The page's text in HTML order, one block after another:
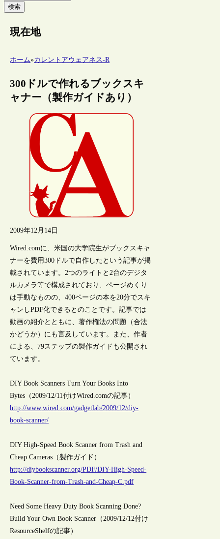
検索
現在地
ホーム»カレントアウェアネス-R
300ドルで作れるブックスキ
ャナー（製作ガイドあり）
2009年12月14日
Wired.comに、米国の大学院生がブックスキャ
ナーを費用300ドルで自作したという記事が掲
載されています。2つのライトと2台のデジタ
ルカメラ等で構成されており、ページめくり
は手動なものの、400ページの本を20分でスキ
ャンしPDF化できるとのことです。記事では
動画の紹介とともに、著作権法の問題（合法
かどうか）にも言及しています。また、作者
による、79ステップの製作ガイドも公開され
ています。
DIY Book Scanners Turn Your Books Into
Bytes（2009/12/11付けWired.comの記事）
http://www.wired.com/gadgetlab/2009/12/diy-
book-scanner/
DIY High-Speed Book Scanner from Trash and
Cheap Cameras（製作ガイド）
http://diybookscanner.org/PDF/DIY-High-Speed-
Book-Scanner-from-Trash-and-Cheap-C.pdf
Need Some Heavy Duty Book Scanning Done?
Build Your Own Book Scanner（2009/12/12付け
ResourceShelfの記事）